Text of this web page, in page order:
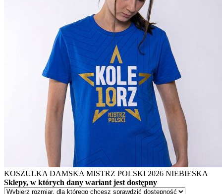
KOSZULKA DAMSKA MISTRZ POLSKI 2026 NIEBIESKA
Sklepy, w których dany wariant jest dostępny